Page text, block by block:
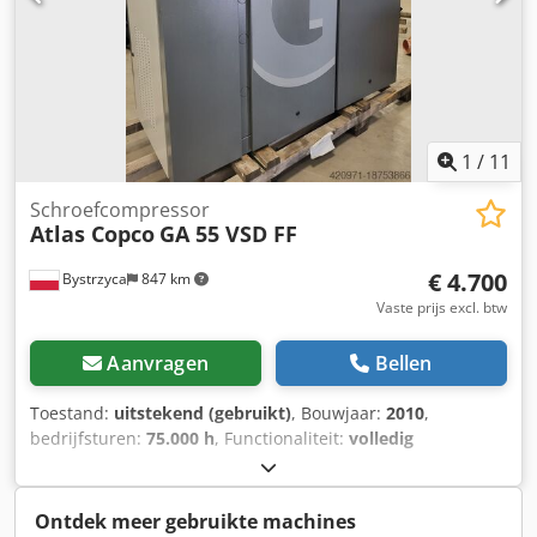
1 / 11
Bystrzyca 847 km
Schroefcompressor
Atlas Copco GA 55 VSD FF
€ 4.700
Vaste prijs excl. btw
Aanvragen Bellen
Toestand: uitstekend (gebruikt), Bouwjaar: 2010,
bedrijfsturen: 75.000 h, Functionaliteit: volledig
, 55 kW compressor met ingebouwde droger en
frequentieregelaar. Zeer goede staat. Na
onderhoudsbeurt. 3 maanden garantie. Csdpfxsv Rmmmo
Ontdek meer gebruikte machines